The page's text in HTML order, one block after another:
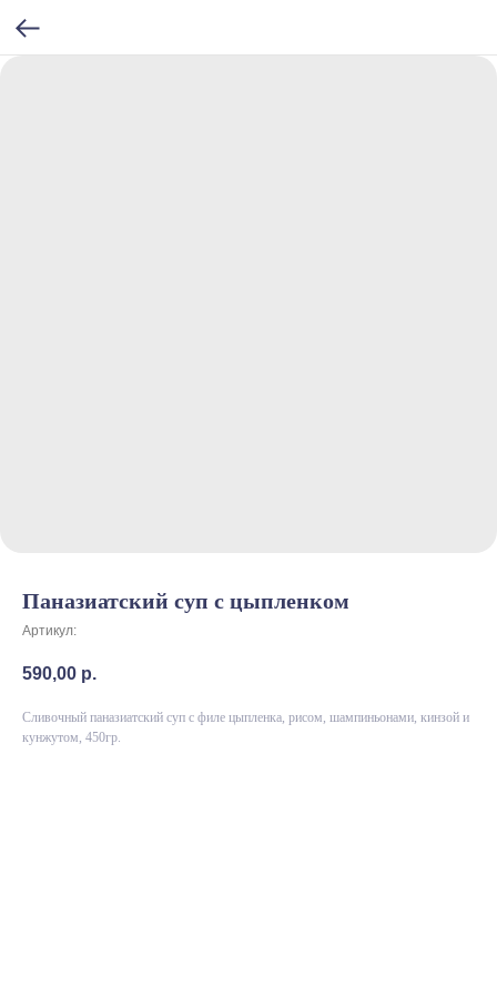
Паназиатский суп с цыпленком
Артикул:
590,00 р.
Сливочный паназиатский суп с филе цыпленка, рисом, шампиньонами, кинзой и
кунжутом, 450гр.